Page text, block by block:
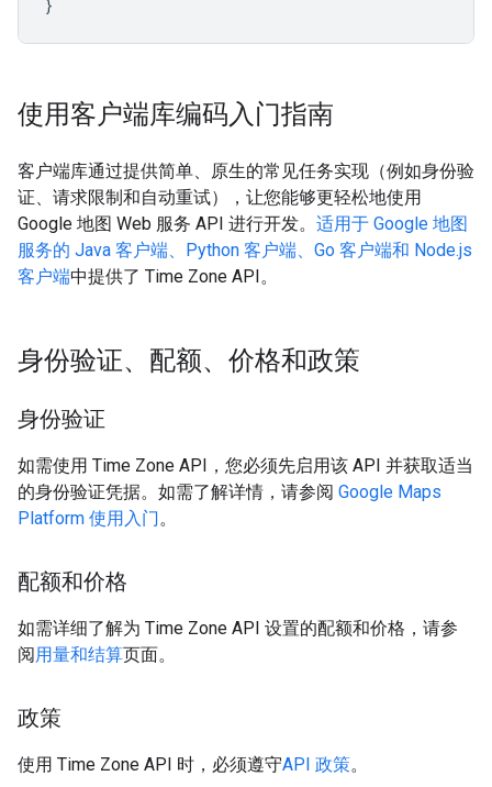
}
使用客户端库编码入门指南
客户端库通过提供简单、原生的常见任务实现（例如身份验
证、请求限制和自动重试），让您能够更轻松地使用
Google 地图 Web 服务 API 进行开发。 适用于 Google 地图
服务的 Java 客户端、Python 客户端、Go 客户端和 Node.js
客户端中提供了 Time Zone API。
身份验证、配额、价格和政策
身份验证
如需使用 Time Zone API，您必须先启用该 API 并获取适当
的身份验证凭据。如需了解详情，请参阅 Google Maps
Platform 使用入门。
配额和价格
如需详细了解为 Time Zone API 设置的配额和价格，请参
阅用量和结算页面。
政策
使用 Time Zone API 时，必须遵守API 政策。